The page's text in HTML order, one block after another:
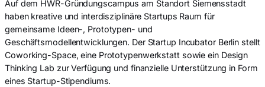
Auf dem HWR-Gründungscampus am Standort Siemensstadt
haben kreative und interdisziplinäre Startups Raum für
gemeinsame Ideen-, Prototypen- und
Geschäftsmodellentwicklungen. Der Startup Incubator Berlin stellt
Coworking-Space, eine Prototypenwerkstatt sowie ein Design
Thinking Lab zur Verfügung und finanzielle Unterstützung in Form
eines Startup-Stipendiums.